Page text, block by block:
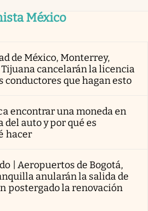
México
de México, Monterrey,
cancelarán la licencia
conductores que hagan esto
encontrar una moneda en
auto y por qué es
hacer
| Aeropuertos de Bogotá,
anularán la salida de
postergado la renovación